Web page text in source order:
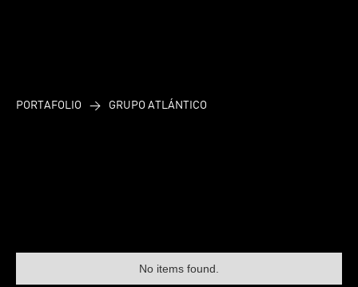
PORTAFOLIO > GRUPO ATLÁNTICO
No items found.